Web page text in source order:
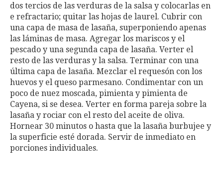
dos tercios de las verduras de la salsa y colocarlas en
e refractario; quitar las hojas de laurel. Cubrir con
una capa de masa de lasaña, superponiendo apenas
las láminas de masa. Agregar los mariscos y el
pescado y una segunda capa de lasaña. Verter el
resto de las verduras y la salsa. Terminar con una
última capa de lasaña. Mezclar el requesón con los
huevos y el queso parmesano. Condimentar con un
poco de nuez moscada, pimienta y pimienta de
Cayena, si se desea. Verter en forma pareja sobre la
lasaña y rociar con el resto del aceite de oliva.
Hornear 30 minutos o hasta que la lasaña burbujee y
la superficie esté dorada. Servir de inmediato en
porciones individuales.